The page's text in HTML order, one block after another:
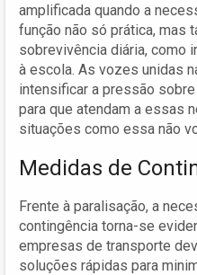
amplificada quando a
função não só prática, mas
sobrevivência diária, como
à escola. As vozes unidas
intensificar a pressão
para que atendam a essas
situações como essa não
Medidas de
Frente à paralisação, a
contingência torna-se
empresas de transporte
soluções rápidas para